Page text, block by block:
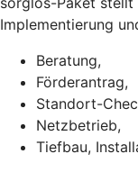
Implementierung
Beratung,
Förderantrag,
Standort-
Netzbetrieb,
Tiefbau,